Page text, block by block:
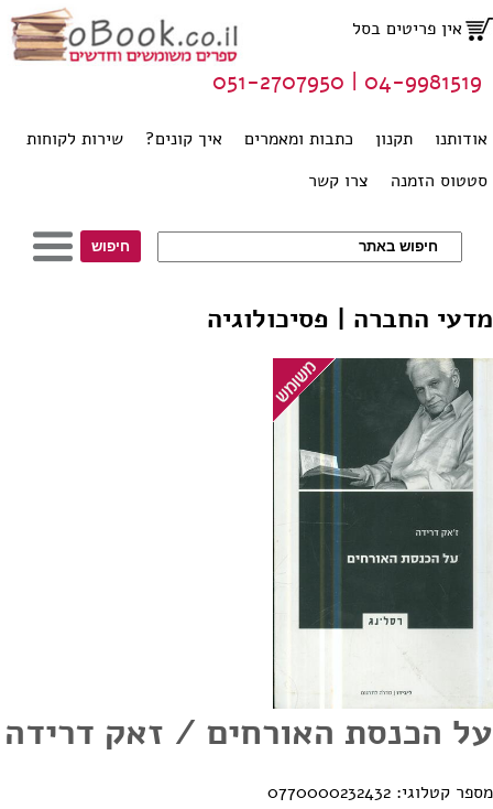
אין פריטים בסל
אודותנו תקנון כתבות ומאמרים איך קונים?
שירות לקוחות
סטטוס הזמנה
צרו קשר
04-9981519 | 051-2707950
מדעי החברה | פסיכולוגיה
על הכנסת האורחים / זאק דרידה
מספר קטלוגי: 0770000232432